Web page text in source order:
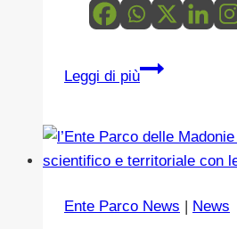
Leggi di più
SVINCOLO
DELLE
MADONIE
EDIZIONE
Ente Parco News | News